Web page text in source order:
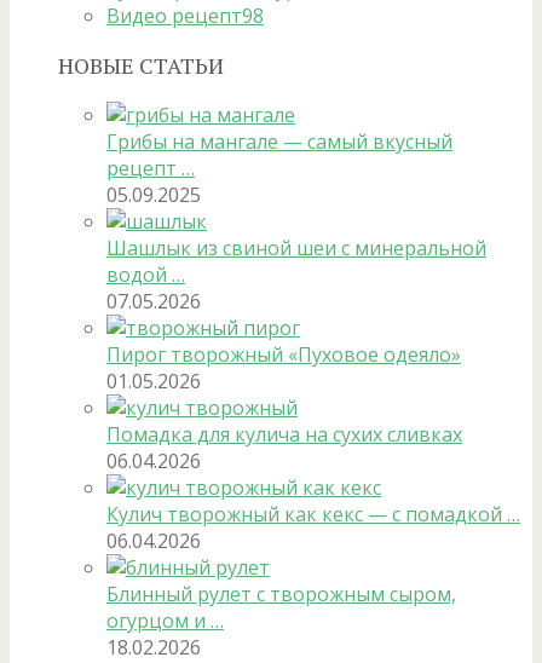
Видео рецепт98
НОВЫЕ СТАТЬИ
Грибы на мангале — самый вкусный
рецепт …
05.09.2025
Шашлык из свиной шеи с минеральной
водой …
07.05.2026
Пирог творожный «Пуховое одеяло»
01.05.2026
Помадка для кулича на сухих сливках
06.04.2026
Кулич творожный как кекс — с помадкой …
06.04.2026
Блинный рулет с творожным сыром,
огурцом и …
18.02.2026